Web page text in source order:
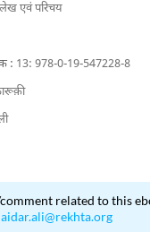
लेख एवं परिचय
: 13: 978-0-19-547228-8
related to this